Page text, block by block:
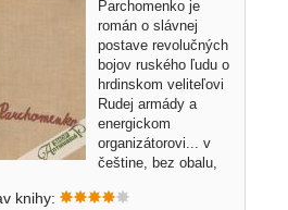
Parchomenko je
román o slávnej
postave revolučných
bojov ruského ľudu o
hrdinskom veliteľovi
Rudej armády a
energickom
organizátorovi... v
češtine, bez obalu,
knihy: